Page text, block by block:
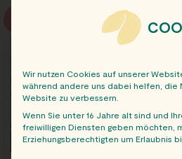
Wir nutzen Cookies auf unserer
während andere uns dabei helfen, die
Website zu verbessern.
Wenn Sie unter 16 Jahre alt sind und
freiwilligen Diensten geben möchten,
Erziehungsberechtigten um Erlaubnis